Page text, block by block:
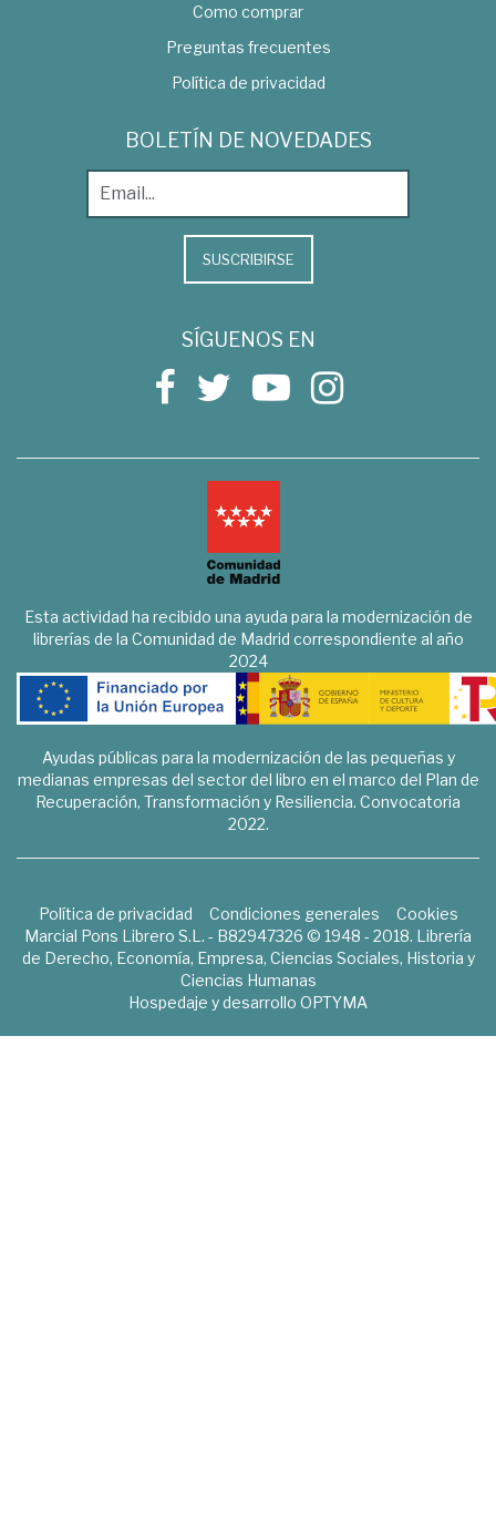
Como comprar
Preguntas frecuentes
Política de privacidad
BOLETÍN DE NOVEDADES
SUSCRIBIRSE
SÍGUENOS EN
Esta actividad ha recibido una ayuda para la modernización de
librerías de la Comunidad de Madrid correspondiente al año
2024
Ayudas públicas para la modernización de las pequeñas y
medianas empresas del sector del libro en el marco del Plan de
Recuperación, Transformación y Resiliencia. Convocatoria
2022.
Política de privacidad Condiciones generales
Cookies
Marcial Pons Librero S.L. - B82947326 © 1948 - 2018. Librería
de Derecho, Economía, Empresa, Ciencias Sociales, Historia y
Ciencias Humanas
Hospedaje y desarrollo OPTYMA